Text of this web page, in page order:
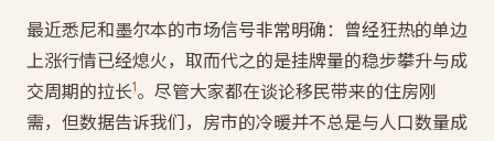
最近悉尼和墨尔本的市场信号非常明确：曾经狂热的单边
上涨行情已经熄火，取而代之的是挂牌量的稳步攀升与成
交周期的拉长1。尽管大家都在谈论移民带来的住房刚
需，但数据告诉我们，房市的冷暖并不总是与人口数量成